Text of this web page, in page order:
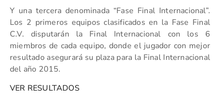
Y una tercera denominada “Fase Final Internacional”.
Los 2 primeros equipos clasificados en la Fase Final
C.V. disputarán la Final Internacional con los 6
miembros de cada equipo, donde el jugador con mejor
resultado asegurará su plaza para la Final Internacional
del año 2015.
VER RESULTADOS